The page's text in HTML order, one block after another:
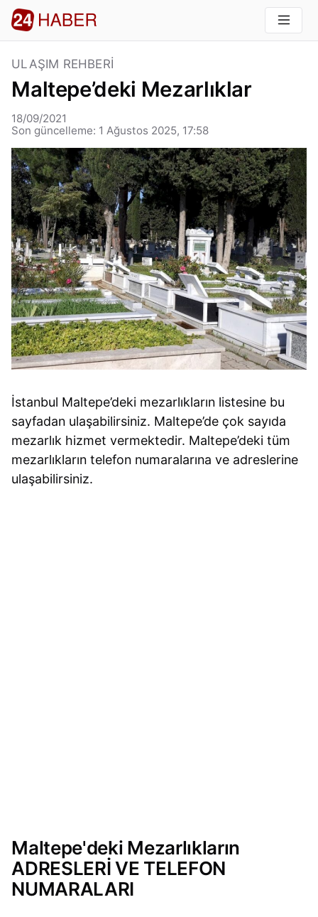
ULAŞIM REHBERI
Maltepe’deki Mezarlıklar
18/09/2021
Son güncelleme: 1 Ağustos 2025, 17:58
İstanbul Maltepe’deki mezarlıkların listesine bu
sayfadan ulaşabilirsiniz. Maltepe’de çok sayıda
mezarlık hizmet vermektedir. Maltepe’deki tüm
mezarlıkların telefon numaralarına ve adreslerine
ulaşabilirsiniz.
Maltepe'deki Mezarlıkların
ADRESLERİ VE TELEFON
NUMARALARI